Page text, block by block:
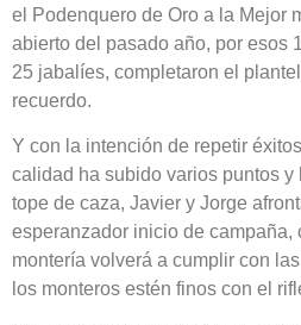
el Podenquero de Oro a la Mejor
abierto del pasado año, por esos
25 jabalíes, completaron el
recuerdo.
Y con la intención de repetir
calidad ha subido varios puntos y
tope de caza, Javier y Jorge
esperanzador inicio de campaña,
montería volverá a cumplir con
los monteros estén finos con el